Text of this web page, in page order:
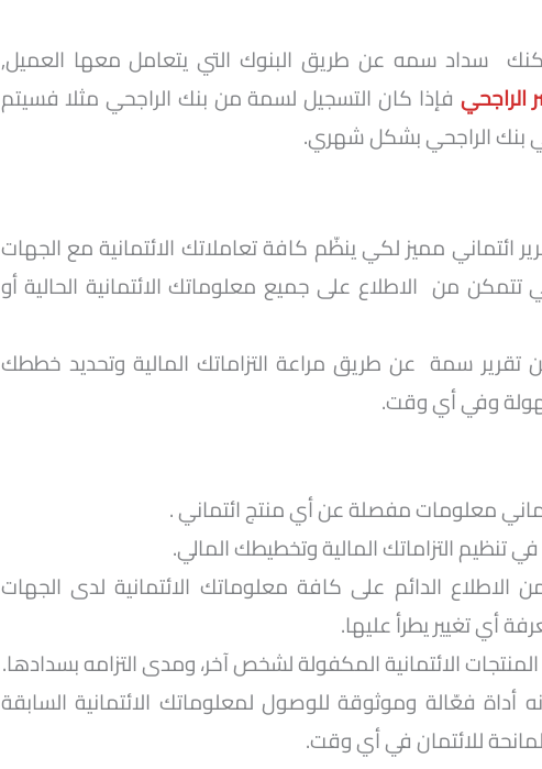
سداد سمه عن طريق البنوك التي يتعامل معها العميل,
فإذا كان التسجيل لسمة من بنك الراجحي مثلا فسيتم
بنك الراجحي بشكل شهري.
مميز لكي ينظّم كافة تعاملاتك الائتمانية مع الجهات
تتمكن من الاطلاع على جميع معلوماتك الائتمانية الحالية أو
تقرير سمة عن طريق مراعة التزاماتك المالية وتحديد خططك
وفي أي وقت.
معلومات مفصلة عن أي منتج ائتماني .
تنظيم التزاماتك المالية وتخطيطك المالي.
الدائم على كافة معلوماتك الائتمانية لدى الجهات
أي تغيير يطرأ عليها.
الائتمانية المكفولة لشخص آخر، ومدى التزامه بسدادها.
أداة فعّالة وموثوقة للوصول لمعلوماتك الائتمانية السابقة
للائتمان في أي وقت.